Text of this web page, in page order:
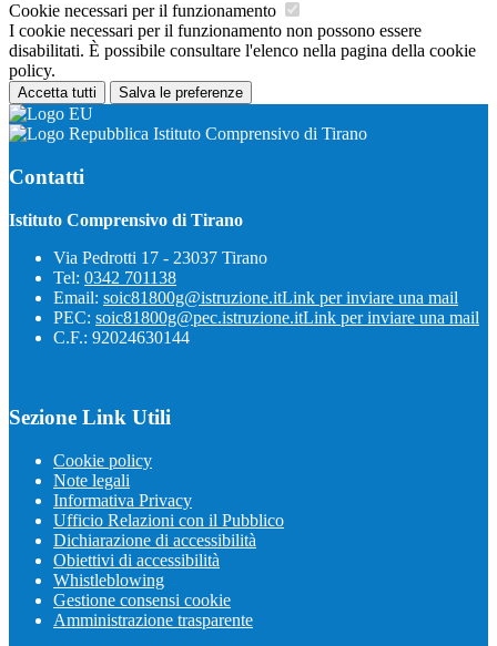
Cookie necessari per il funzionamento
I cookie necessari per il funzionamento non possono essere
disabilitati. È possibile consultare l'elenco nella pagina della cookie
policy.
Accetta tutti Salva le preferenze
Istituto Comprensivo di Tirano
Contatti
Istituto Comprensivo di Tirano
Via Pedrotti 17 - 23037 Tirano
Tel: 0342 701138
Email: soic81800g@istruzione.itLink per inviare una mail
PEC: soic81800g@pec.istruzione.itLink per inviare una mail
C.F.: 92024630144
Sezione Link Utili
Cookie policy
Note legali
Informativa Privacy
Ufficio Relazioni con il Pubblico
Dichiarazione di accessibilità
Obiettivi di accessibilità
Whistleblowing
Gestione consensi cookie
Amministrazione trasparente